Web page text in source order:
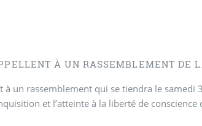
À UN RASSEMBLEMENT DE
à un rassemblement qui se tiendra le
et l’atteinte à la liberté de